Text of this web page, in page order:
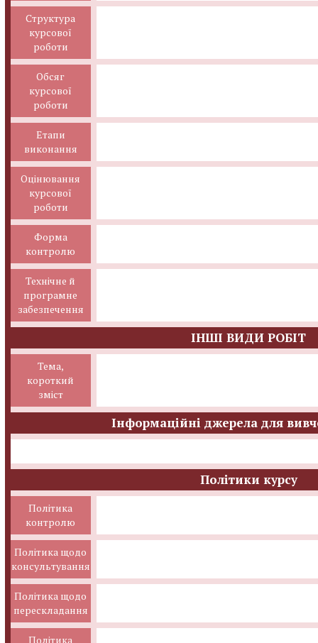
Структура
курсової
роботи
Обсяг
курсової
роботи
Етапи
виконання
Оцінювання
курсової
роботи
Форма
контролю
Технічне й
програмне
забезпечення
ІНШІ ВИДИ РОБІТ
Тема,
короткий
зміст
Інформаційні джерела для
Політики курсу
Політика
контролю
Політика щодо
консультування
Політика щодо
перескладання
Політика